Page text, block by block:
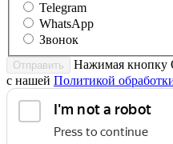
Telegram
WhatsApp
Звонок
Отправить
Нажимая кнопку
с нашей Политикой